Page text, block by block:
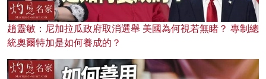
趙靈敏：尼加拉瓜政府取消選舉 美國為何視若無睹？ 專制總
統奧爾特加是如何養成的？